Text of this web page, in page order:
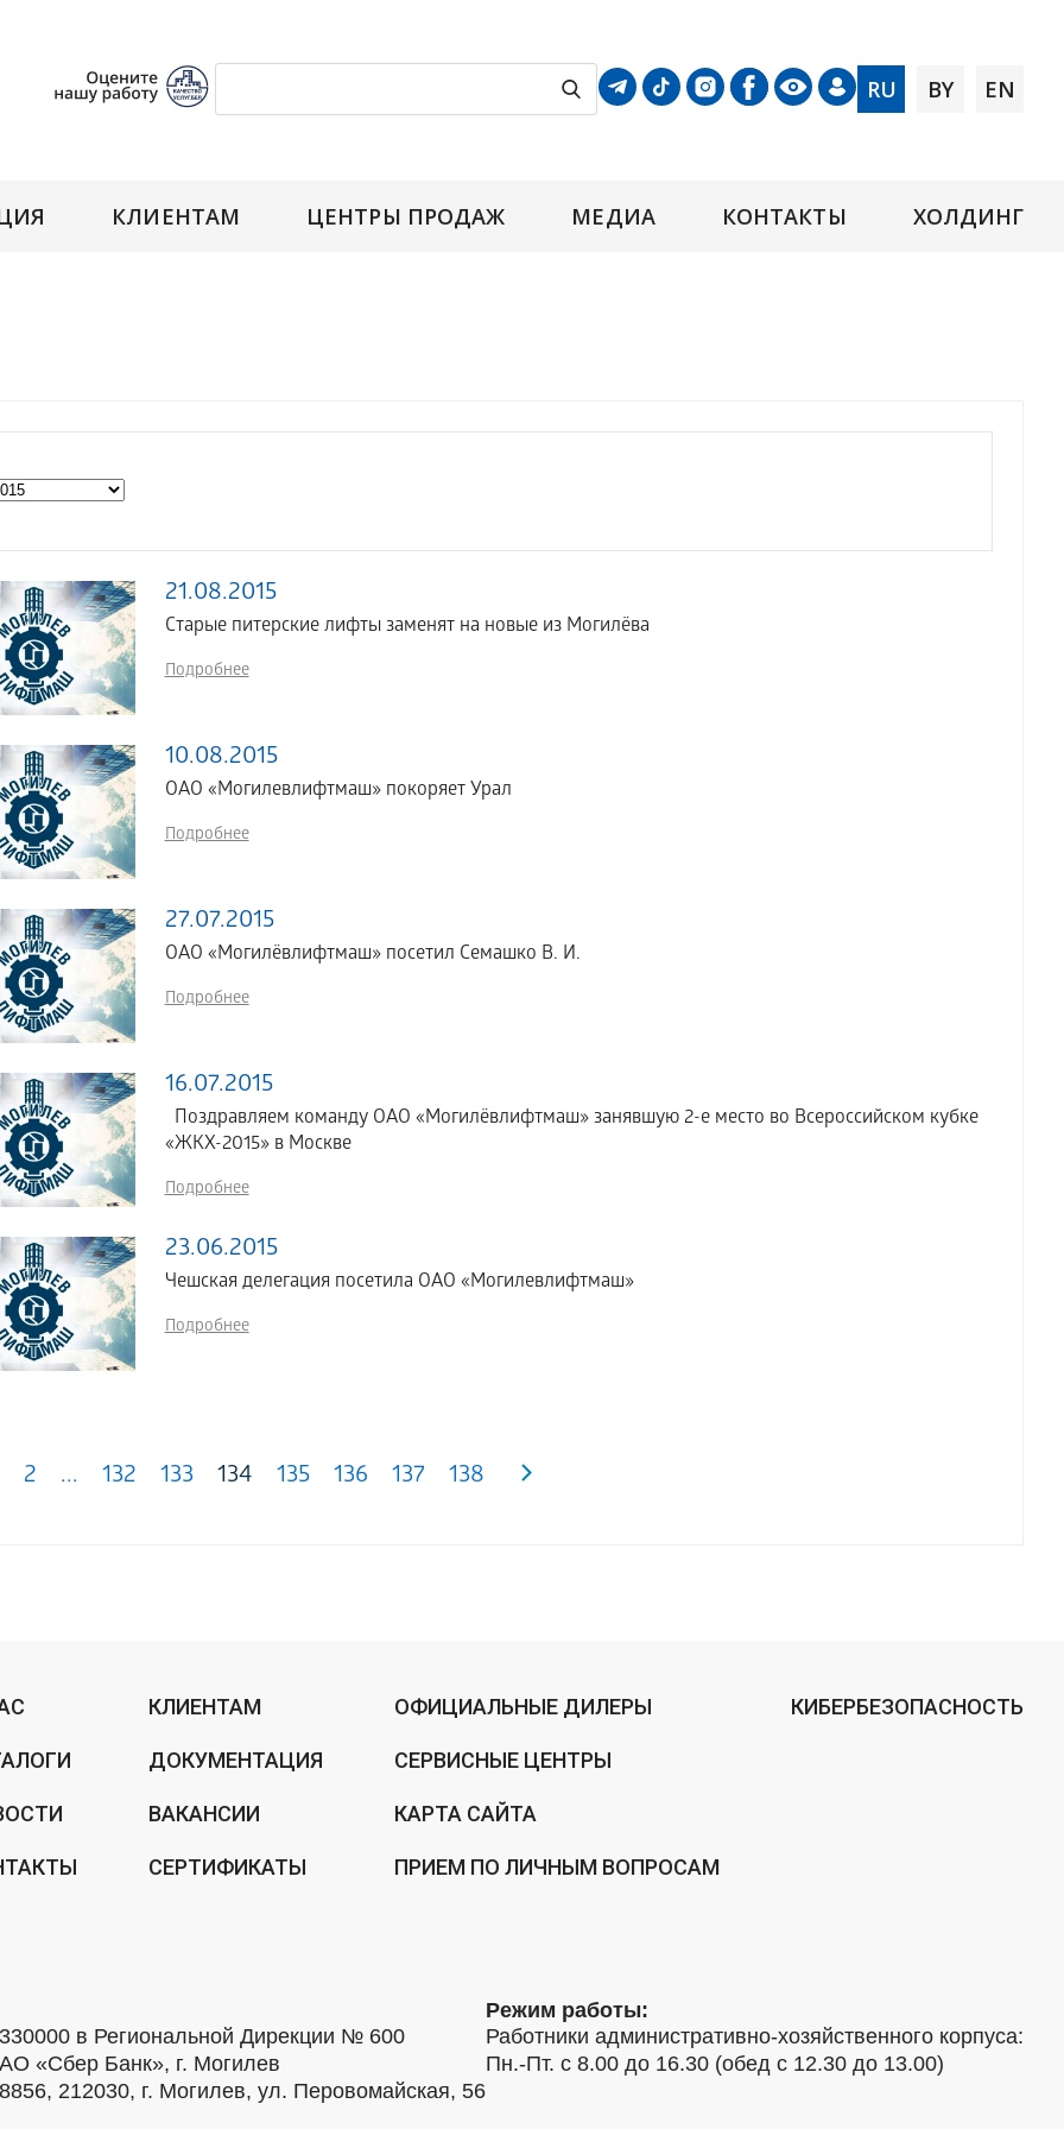
RU BY EN
КЛИЕНТАМ ЦЕНТРЫ ПРОДАЖ МЕДИА КОНТАКТЫ ХОЛДИНГ
21.08.2015
Старые питерские лифты заменят на новые из Могилёва
Подробнее
10.08.2015
ОАО «Могилевлифтмаш» покоряет Урал
Подробнее
27.07.2015
ОАО «Могилёвлифтмаш» посетил Семашко В. И.
Подробнее
16.07.2015
Поздравляем команду ОАО «Могилёвлифтмаш» занявшую 2-е место во Всероссийском кубке
«ЖКХ-2015» в Москве
Подробнее
23.06.2015
Чешская делегация посетила ОАО «Могилевлифтмаш»
Подробнее
2 ... 132 133 134 135 136 137 138
КЛИЕНТАМ
ДОКУМЕНТАЦИЯ
ВАКАНСИИ
СЕРТИФИКАТЫ
ОФИЦИАЛЬНЫЕ ДИЛЕРЫ
СЕРВИСНЫЕ ЦЕНТРЫ
КАРТА САЙТА
ПРИЕМ ПО ЛИЧНЫМ ВОПРОСАМ
КИБЕРБЕЗОПАСНОСТЬ
в Региональной Дирекции № 600
«Сбер Банк», г. Могилев
212030, г. Могилев, ул. Перовомайская, 56
Режим работы:
Работники административно-хозяйственного корпуса:
Пн.-Пт. с 8.00 до 16.30 (обед с 12.30 до 13.00)